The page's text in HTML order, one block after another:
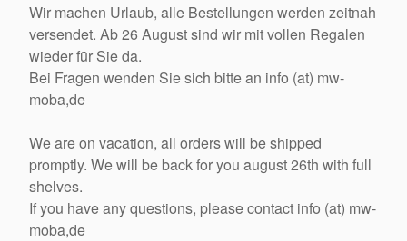
Wir machen Urlaub, alle Bestellungen werden zeitnah
versendet. Ab 26 August sind wir mit vollen Regalen
wieder für Sie da.
Bei Fragen wenden Sie sich bitte an info (at) mw-
moba,de
We are on vacation, all orders will be shipped
promptly. We will be back for you august 26th with full
shelves.
If you have any questions, please contact info (at) mw-
moba,de